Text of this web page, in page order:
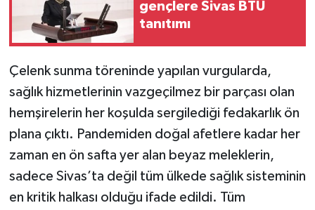
gençlere Sivas BTÜ
tanıtımı
Çelenk sunma töreninde yapılan vurgularda,
sağlık hizmetlerinin vazgeçilmez bir parçası olan
hemşirelerin her koşulda sergilediği fedakarlık ön
plana çıktı. Pandemiden doğal afetlere kadar her
zaman en ön safta yer alan beyaz meleklerin,
sadece Sivas’ta değil tüm ülkede sağlık sisteminin
en kritik halkası olduğu ifade edildi. Tüm